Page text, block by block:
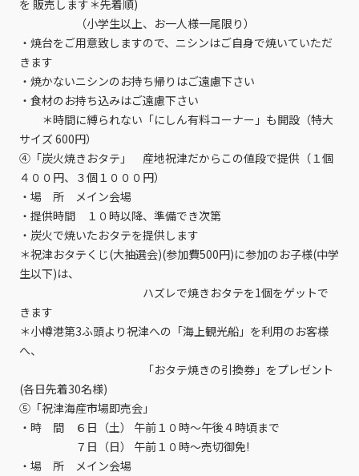
を 販売します＊先着順)
（小学生以上、お一人様一尾限り）
・焼台をご用意致しますので、ニシンはご自身で焼いていただ
きます
・焼かないニシンのお持ち帰りはご遠慮下さい
・食材のお持ち込みはご遠慮下さい
＊時間に縛られない「にしん有料コーナー」も開設（特大
サイズ 600円）
④「炭火焼きおタテ」 産地祝津だからこの値段で提供（１個
４００円、３個１０００円）
・場 所 メイン会場
・提供時間 １０時以降、準備でき次第
・炭火で焼いたおタテを提供します
＊祝津おタテくじ(大抽選会)(参加費500円)に参加のお子様(中学
生以下)は、
ハズレで焼きおタテを1個をゲットで
きます
＊小樽港第3ふ頭より祝津への「海上観光船」を利用のお客様
へ、
「おタテ焼きの引換券」をプレゼント
(各日先着30名様)
⑤「祝津海産市場即売会」
・時 間 ６日（土） 午前１０時～午後４時頃まで
７日（日） 午前１０時～売切御免!
・場 所 メイン会場